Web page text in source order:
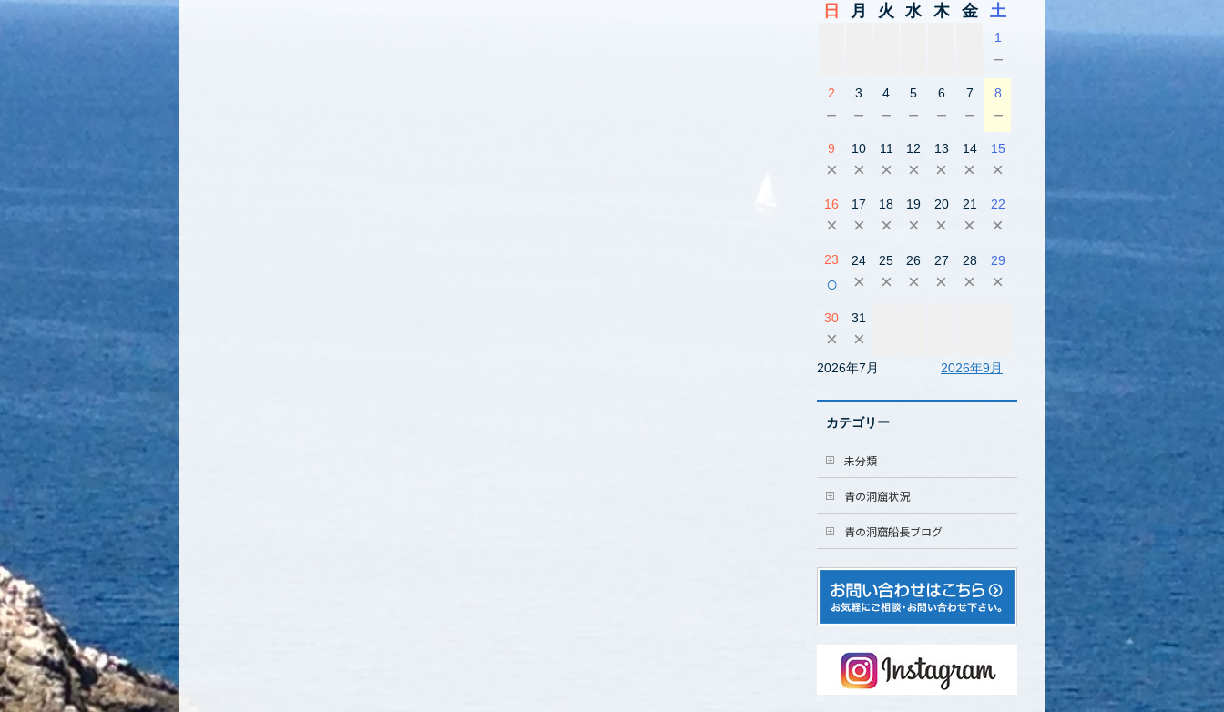
日 月 火 水 木 金 土
1
－
2
－
3
－
4
－
5
－
6
－
7
－
8
－
9
×
10
×
11
×
12
×
13
×
14
×
15
×
16
×
17
×
18
×
19
×
20
×
21
×
22
×
23
○
24
×
25
×
26
×
27
×
28
×
29
×
30
×
31
×
2026年7月 2026年9月
カテゴリー
未分類
青の洞窟状況
青の洞窟船長ブログ